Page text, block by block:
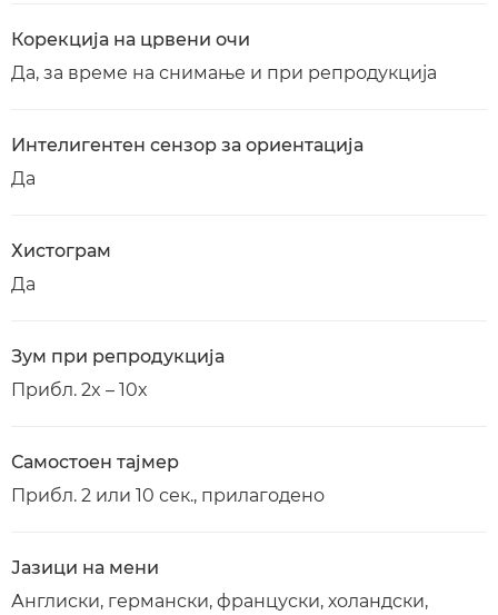
Корекција на црвени очи
Да, за време на снимање и при репродукција
Интелигентен сензор за ориентација
Да
Хистограм
Да
Зум при репродукција
Прибл. 2x – 10x
Самостоен тајмер
Прибл. 2 или 10 сек., прилагодено
Јазици на мени
Англиски, германски, француски, холандски,